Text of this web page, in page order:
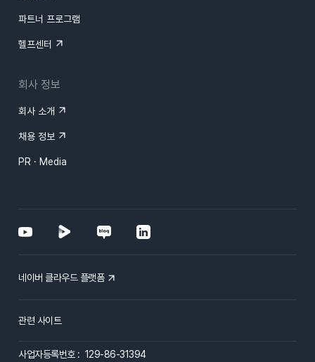
파트너 프로그램
헬프센터
회사 정보
회사 소개
채용 정보
PR · Media
사업자등록번호 : 129-86-31394
네이버 클라우드 플랫폼
관련 사이트